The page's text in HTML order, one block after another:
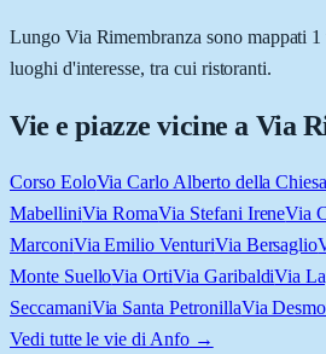
Lungo Via Rimembranza sono mappati
luoghi d'interesse, tra cui ristoranti.
Vie e piazze vicine a Via
Corso EoloVia Carlo Alberto della
MabelliniVia RomaVia Stefani IreneVia
MarconiVia Emilio VenturiVia Bersaglio
Monte SuelloVia OrtiVia GaribaldiVia
SeccamaniVia Santa PetronillaVia
Vedi tutte le vie di Anfo→